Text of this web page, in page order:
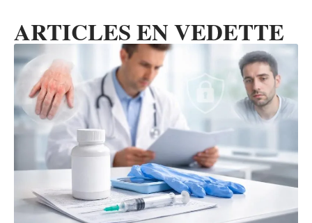
ARTICLES EN VEDETTE